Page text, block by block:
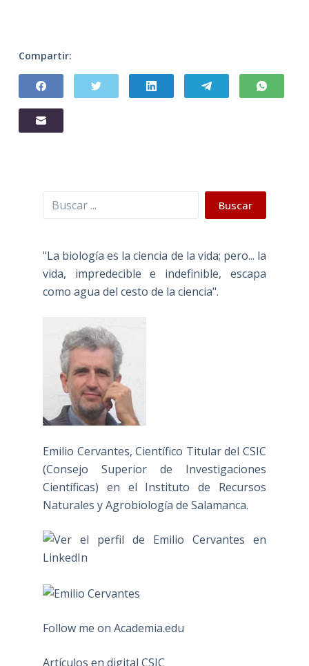
Compartir:
Buscar Buscar
"La biología es la ciencia de la vida; pero... la
vida, impredecible e indefinible, escapa
como agua del cesto de la ciencia".
Emilio Cervantes, Científico Titular del CSIC
(Consejo Superior de Investigaciones
Científicas) en el Instituto de Recursos
Naturales y Agrobiología de Salamanca.
Follow me on Academia.edu
Artículos en digital CSIC